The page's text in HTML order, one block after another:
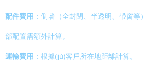
配件費用 ：側墻（全封閉、半透明、帶窗等
部配置需額外計算。
運輸費用 ：根據(jù)客戶所在地距離計算。